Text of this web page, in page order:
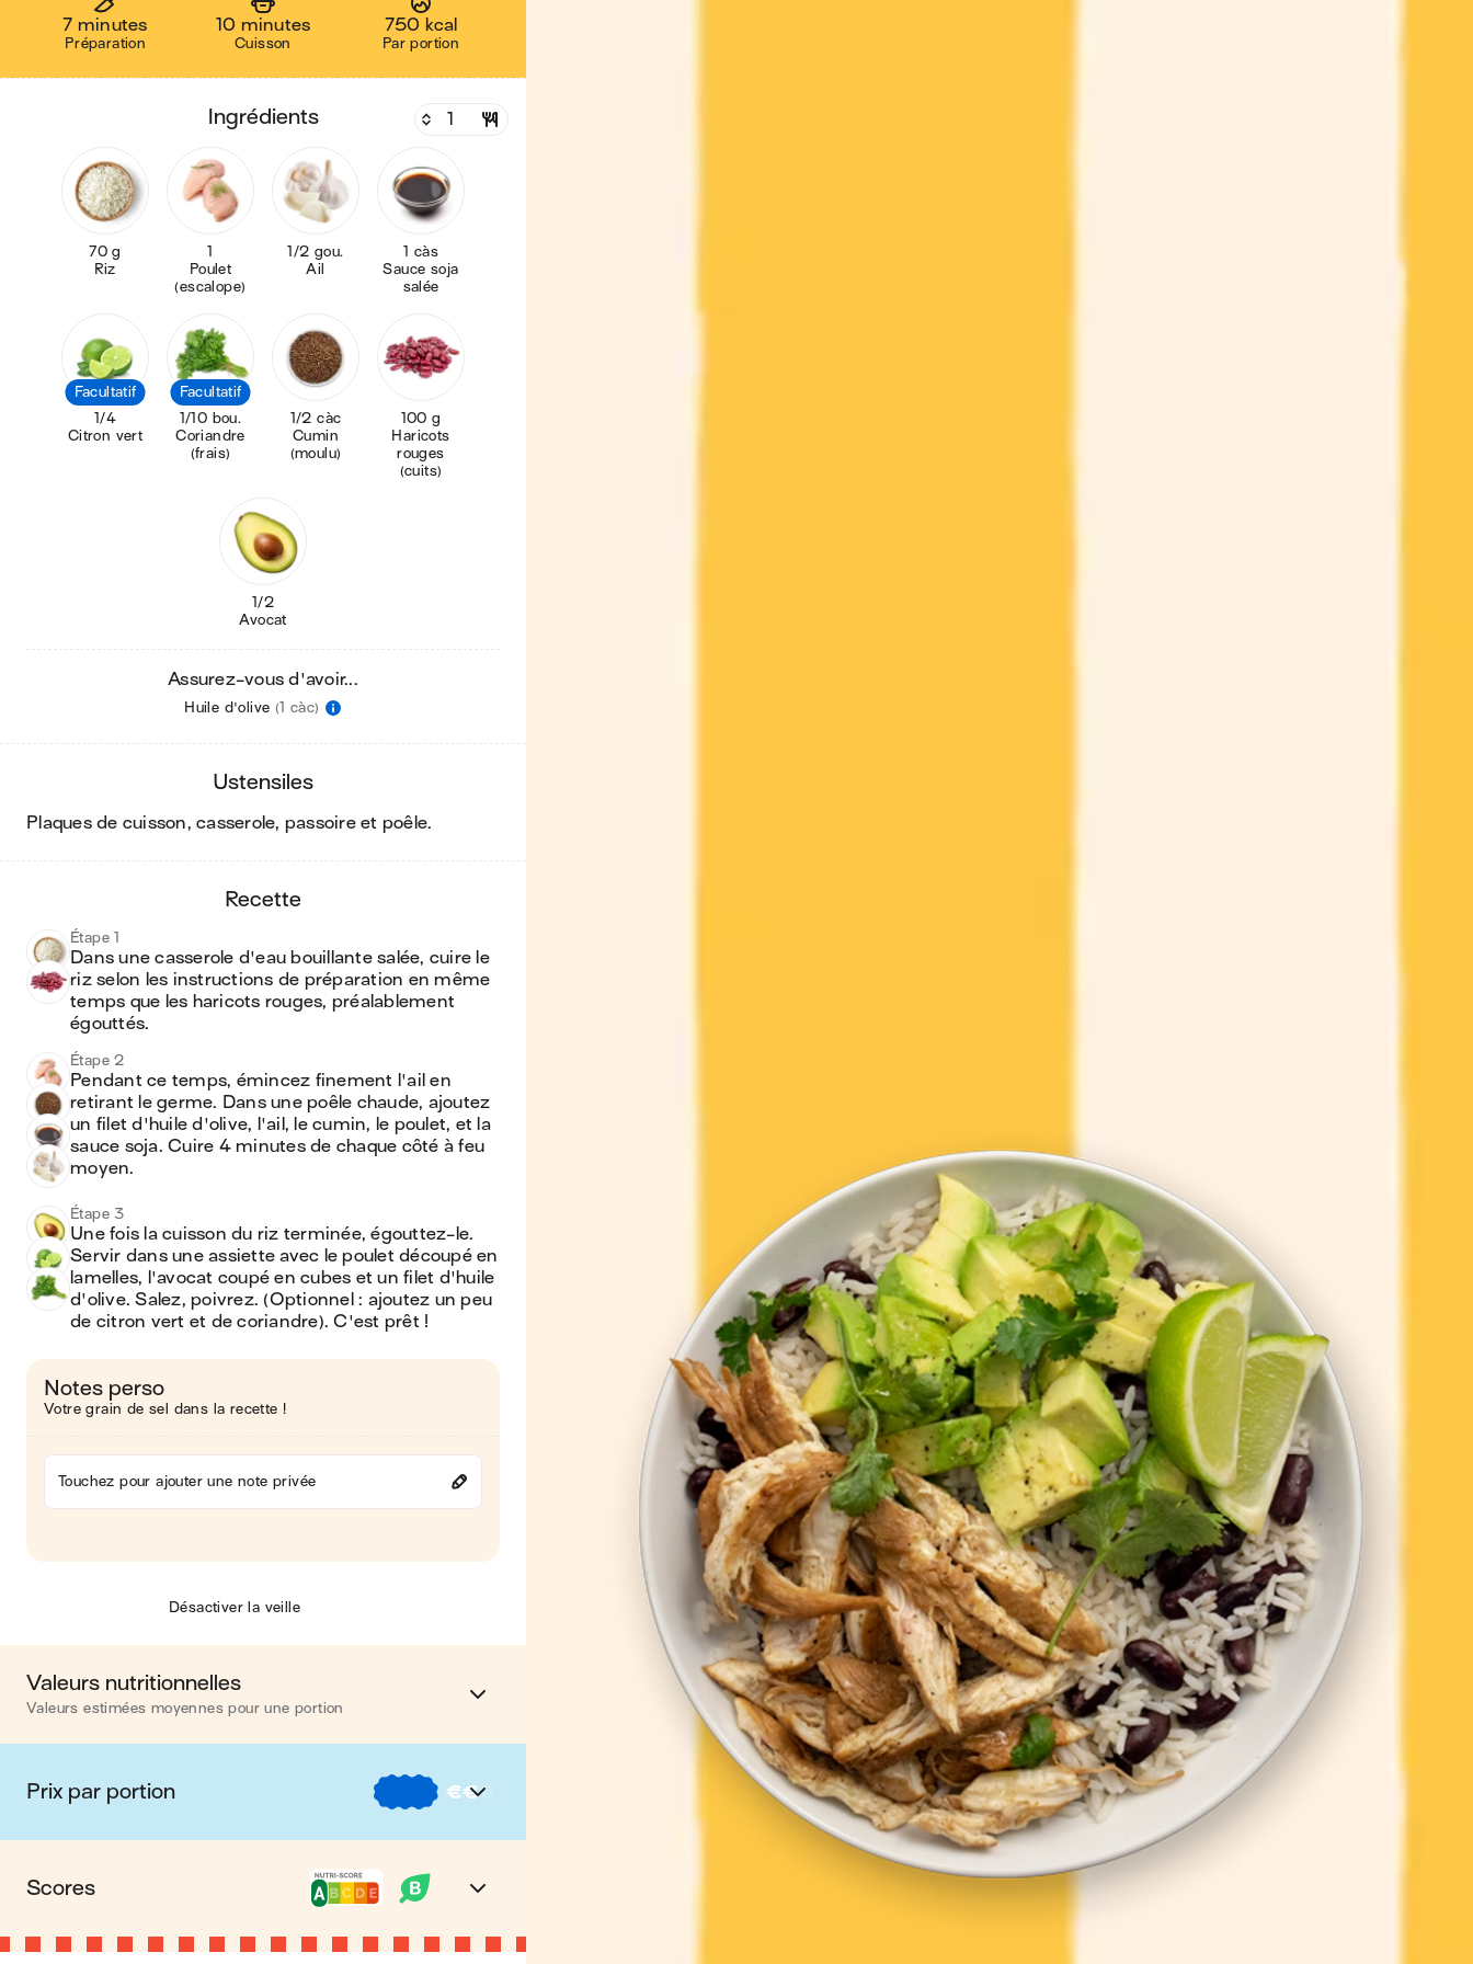
7 minutes
Préparation
10 minutes
Cuisson
750 kcal
Par portion
ingrédients
70 g
Riz
1
Poulet
(escalope)
1/2 gou.
Ail
1 càs
Sauce soja
salée
Facultatif
1/4
Citron vert
Facultatif
1/10 bou.
Coriandre
(frais)
1/2 càc
Cumin
(moulu)
100 g
Haricots
rouges
(cuits)
1/2
Avocat
Assurez-vous d'avoir...
Huile d'olive (1 càc)
ustensiles
plaques de cuisson, casserole, passoire et poêle.
recette
Étape 1
Dans une casserole d'eau bouillante salée, cuire le
riz selon les instructions de préparation en même
temps que les haricots rouges, préalablement
égouttés.
Étape 2
Pendant ce temps, émincez finement l'ail en
retirant le germe. Dans une poêle chaude, ajoutez
un filet d'huile d'olive, l'ail, le cumin, le poulet, et la
sauce soja. Cuire 4 minutes de chaque côté à feu
moyen.
Étape 3
Une fois la cuisson du riz terminée, égouttez-le.
Servir dans une assiette avec le poulet découpé en
lamelles, l'avocat coupé en cubes et un filet d'huile
d'olive. Salez, poivrez. (Optionnel : ajoutez un peu
de citron vert et de coriandre). C'est prêt !
Notes perso
Votre grain de sel dans la recette !
Touchez pour ajouter une note privée
Désactiver la veille
Valeurs nutritionnelles
Valeurs estimées moyennes pour une portion
Calories 750 kcal
Matières grasses 25 g
Prix par portion €€€
€ Nos recettes à -2 € par portion
Nos recettes entre 2 € et 4 € par portion
Scores
Nutri-score A